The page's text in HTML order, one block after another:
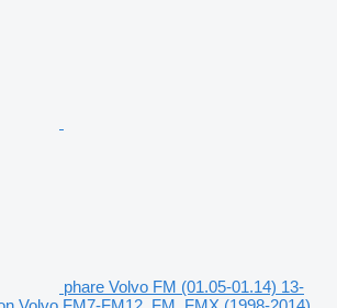
phare Volvo FM (01.05-01.14) 13-